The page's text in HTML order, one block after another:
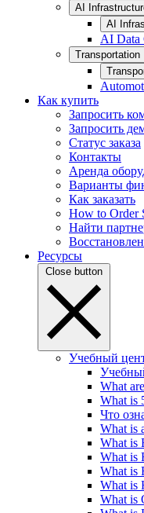
AI
AI
AI Data
Transportation
Как купить
Запросить
Запросить
Статус заказа
Контакты
Аренда
Варианты
Как заказать
How to Order
Найти
Ресурсы
Close button
Учебный
What
What is
Что
What is
What is
What is
What is
What is
What is